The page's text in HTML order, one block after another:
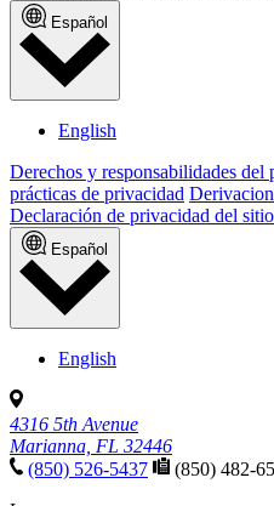
Español
English
Derechos y responsabilidades del
prácticas de privacidad
Declaración de privacidad del
Español
English
4316 5th Avenue
Marianna, FL 32446
(850) 526-5437
(850) 482-